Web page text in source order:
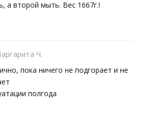
а второй мыть. Вес 1667г.!
Ч.
пока ничего не подгорает и не
полгода